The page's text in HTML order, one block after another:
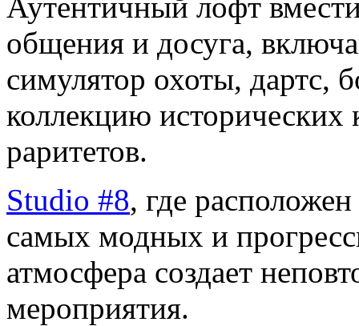
общения и досуга,
симулятор охоты, дартс,
коллекцию
раритетов.
Studio #8, где
самых модных и
атмосфера создает
мероприятия.